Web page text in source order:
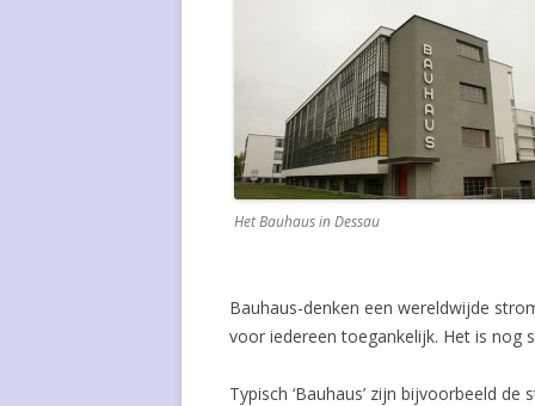
ANDERS PEHRSON
CHARLOTTE PERRIAND
CHARLES POLLOCK
JEAN PROUVÉ
EERO SAARINEN
DIRK VAN SLIEDRECHT
Het Bauhaus in Dessau
Bauhaus-denken een wereldwijde
voor iedereen toegankelijk. Het is nog
Typisch ‘Bauhaus’ zijn bijvoorbeeld